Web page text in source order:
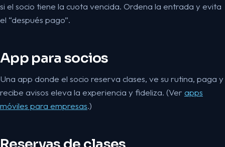
si el socio tiene la cuota vencida. Ordena la entrada y evita
el “después pago”.
App para socios
Una app donde el socio reserva clases, ve su rutina, paga y
recibe avisos eleva la experiencia y fideliza. (Ver apps
móviles para empresas.)